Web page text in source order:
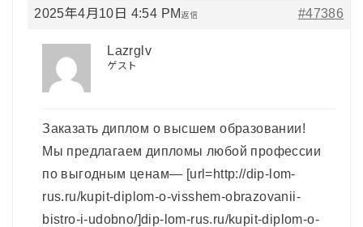
2025年4月10日 4:54 PM #47386
返信
Lazrglv
ゲスト
Заказать диплом о высшем образовании!
Мы предлагаем дипломы любой профессии
по выгодным ценам— [url=http://dip-lom-
rus.ru/kupit-diplom-o-visshem-obrazovanii-
bistro-i-udobno/]dip-lom-rus.ru/kupit-diplom-o-